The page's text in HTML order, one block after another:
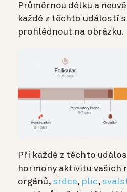
Průměrnou délku a
každé z těchto událostí
prohlédnout na obrázku.
Při každé z těchto
hormony aktivitu vašich
orgánů, srdce, plic,